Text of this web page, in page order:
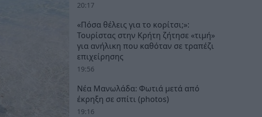
20:17
«Πόσα θέλεις για το κορίτσι;»:
Τουρίστας στην Κρήτη ζήτησε «τιμή»
για ανήλικη που καθόταν σε τραπέζι
επιχείρησης
19:56
Νέα Μανωλάδα: Φωτιά μετά από
έκρηξη σε σπίτι (photos)
19:16